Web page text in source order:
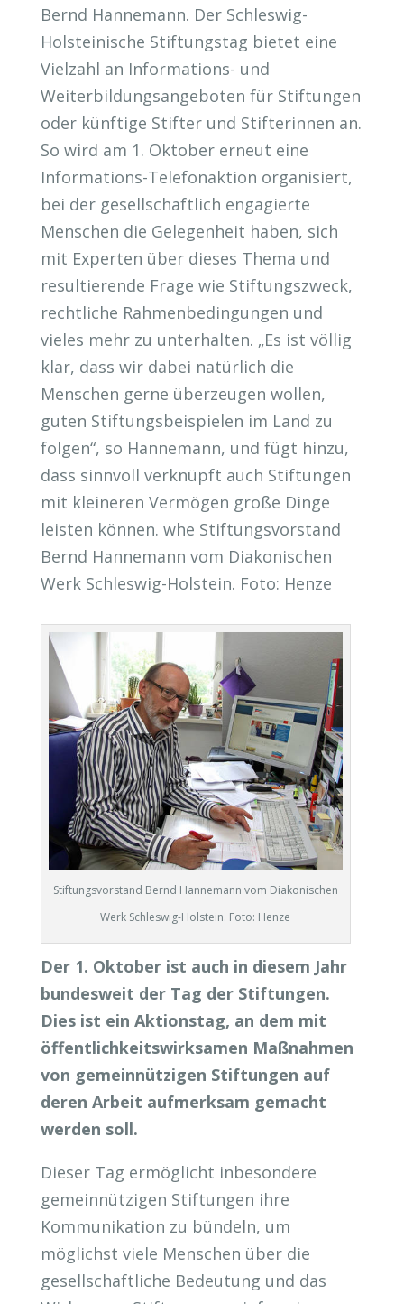
Bernd Hannemann. Der Schleswig-
Holsteinische Stiftungstag bietet eine
Vielzahl an Informations- und
Weiterbildungsangeboten für Stiftungen
oder künftige Stifter und Stifterinnen an.
So wird am 1. Oktober erneut eine
Informations-Telefonaktion organisiert,
bei der gesellschaftlich engagierte
Menschen die Gelegenheit haben, sich
mit Experten über dieses Thema und
resultierende Frage wie Stiftungszweck,
rechtliche Rahmenbedingungen und
vieles mehr zu unterhalten. „Es ist völlig
klar, dass wir dabei natürlich die
Menschen gerne überzeugen wollen,
guten Stiftungsbeispielen im Land zu
folgen“, so Hannemann, und fügt hinzu,
dass sinnvoll verknüpft auch Stiftungen
mit kleineren Vermögen große Dinge
leisten können. whe Stiftungsvorstand
Bernd Hannemann vom Diakonischen
Werk Schleswig-Holstein. Foto: Henze
Stiftungsvorstand Bernd Hannemann vom Diakonischen
Werk Schleswig-Holstein. Foto: Henze
Der 1. Oktober ist auch in diesem Jahr
bundesweit der Tag der Stiftungen.
Dies ist ein Aktionstag, an dem mit
öffentlichkeitswirksamen Maßnahmen
von gemeinnützigen Stiftungen auf
deren Arbeit aufmerksam gemacht
werden soll.
Dieser Tag ermöglicht inbesondere
gemeinnützigen Stiftungen ihre
Kommunikation zu bündeln, um
möglichst viele Menschen über die
gesellschaftliche Bedeutung und das